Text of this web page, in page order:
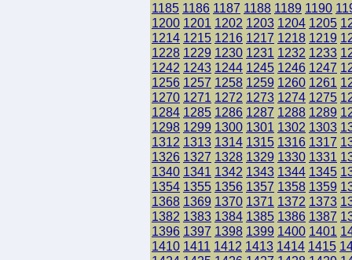
1185 1186 1187 1188 1189 1190
1200 1201 1202 1203 1204 1205
1214 1215 1216 1217 1218 1219
1228 1229 1230 1231 1232 1233
1242 1243 1244 1245 1246 1247
1256 1257 1258 1259 1260 1261
1270 1271 1272 1273 1274 1275
1284 1285 1286 1287 1288 1289
1298 1299 1300 1301 1302 1303
1312 1313 1314 1315 1316 1317
1326 1327 1328 1329 1330 1331
1340 1341 1342 1343 1344 1345
1354 1355 1356 1357 1358 1359
1368 1369 1370 1371 1372 1373
1382 1383 1384 1385 1386 1387
1396 1397 1398 1399 1400 1401
1410 1411 1412 1413 1414 1415